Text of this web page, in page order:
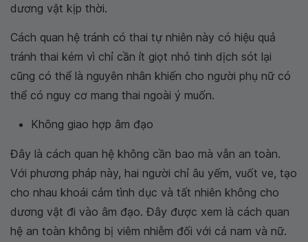
dương vật kịp thời.
Cách quan hệ tránh có thai tự nhiên này có hiệu quả
tránh thai kém vì chỉ cần ít giọt nhỏ tinh dịch sót lại
cũng có thể là nguyên nhân khiến cho người phụ nữ có
thể có nguy cơ mang thai ngoài ý muốn.
Không giao hợp âm đạo
Đây là cách quan hệ không cần bao mà vẫn an toàn.
Với phương pháp này, hai người chỉ âu yếm, vuốt ve, tạo
cho nhau khoái cảm tình dục và tất nhiên không cho
dương vật đi vào âm đạo. Đây được xem là cách quan
hệ an toàn không bị viêm nhiễm đối với cả nam và nữ.